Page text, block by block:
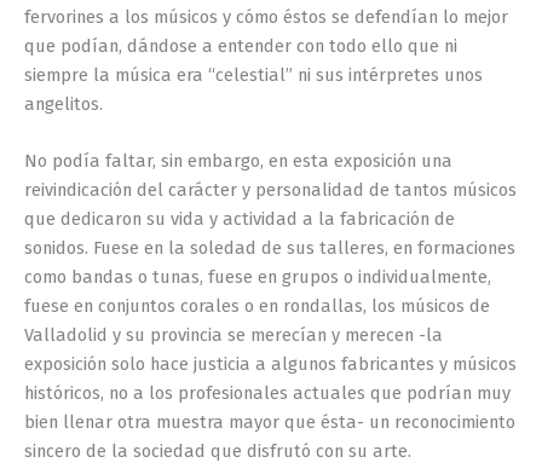
fervorines a los músicos y cómo éstos se defendían lo mejor
que podían, dándose a entender con todo ello que ni
siempre la música era “celestial” ni sus intérpretes unos
angelitos.
No podía faltar, sin embargo, en esta exposición una
reivindicación del carácter y personalidad de tantos músicos
que dedicaron su vida y actividad a la fabricación de
sonidos. Fuese en la soledad de sus talleres, en formaciones
como bandas o tunas, fuese en grupos o individualmente,
fuese en conjuntos corales o en rondallas, los músicos de
Valladolid y su provincia se merecían y merecen -la
exposición solo hace justicia a algunos fabricantes y músicos
históricos, no a los profesionales actuales que podrían muy
bien llenar otra muestra mayor que ésta- un reconocimiento
sincero de la sociedad que disfrutó con su arte.